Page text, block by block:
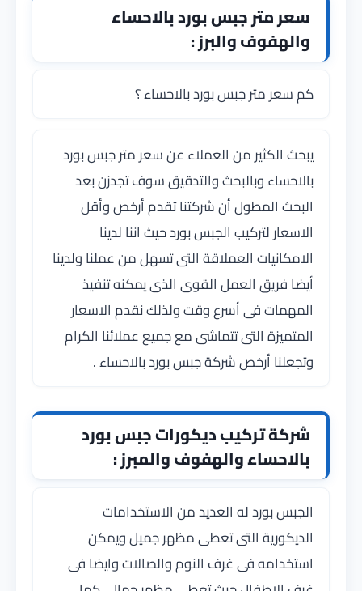
سعر متر جبس بورد بالاحساء
والهفوف والبرز :
كم سعر متر جبس بورد بالاحساء ؟
يبحث الكثير من العملاء عن سعر متر جبس بورد
بالاحساء وبالبحث والتدقيق سوف تجدزن بعد
البحث المطول أن شركتنا تقدم أرخص وأقل
الاسعار لتركيب الجبس بورد حيث اننا لدينا
الامكانيات العملاقة التى تسهل من عملنا ولدينا
أيضا فريق العمل القوى الذى يمكنه تنفيذ
المهمات فى أسرع وقت ولذلك نقدم الاسعار
المتميزة التى تتماشى مع جميع عملائنا الكرام
وتجعلنا أرخص شركة جبس بورد بالاحساء .
شركة تركيب ديكورات جبس بورد
بالاحساء والهفوف والمبرز :
الجبس بورد له العديد من الاستخدامات
الديكورية التى تعطى مظهر جميل ويمكن
استخدامه فى غرف النوم والصالات وايضا فى